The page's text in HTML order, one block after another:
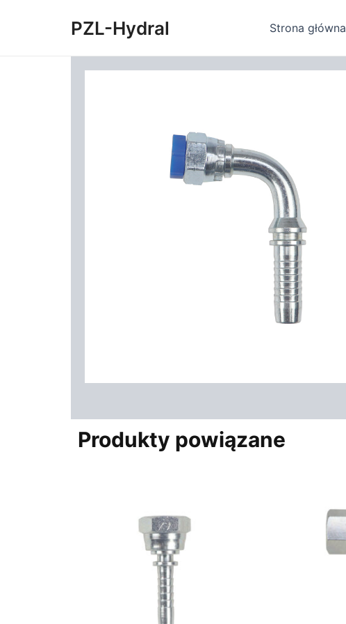
PZL-Hydral Strona główna
Produkty powiązane